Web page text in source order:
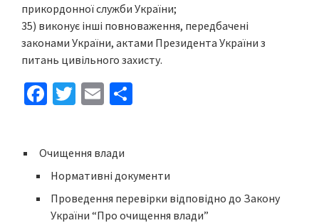
прикордонної служби України;
35) виконує інші повноваження, передбачені
законами України, актами Президента України з
питань цивільного захисту.
Fa
o
o
k
T
er
E
l
Очищення влади
Нормативні документи
Проведення перевірки відповідно до Закону
України “Про очищення влади”